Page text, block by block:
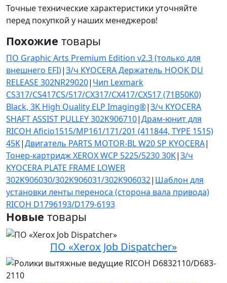
Точные технические характеристики уточняйте
перед покупкой у наших менеджеров!
Похожие товары
ПО Graphic Arts Premium Edition v2.3 (только для
внешнего EFI)|З/ч KYOCERA Держатель HOOK DU
RELEASE 302NR29020| Чип Lexmark
CS317/CS417CS/517/CX317/CX417/CX517 (71B50K0)
Black, 3K High Quality ELP Imaging®|З/ч KYOCERA
SHAFT ASSIST PULLEY 302K906710|Драм-юнит для
RICOH Aficio1515/MP161/171/201 (411844, TYPE 1515)
45K|Двигатель PARTS MOTOR-BL W20 SP KYOCERA|
Тонер-картридж XEROX WCP 5225/5230 30K|З/ч
KYOCERA PLATE FRAME LOWER
302K906030/302K906031/302K906032| Шаблон для
установки ленты переноса (сторона вала привода)
RICOH D1796193/D179-6193
Новые товары
ПО «Xerox Job Dispatcher»